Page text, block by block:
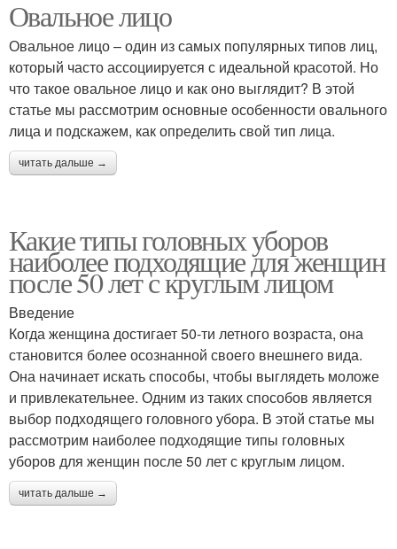
Овальное лицо
Овальное лицо – один из самых популярных типов лиц,
который часто ассоциируется с идеальной красотой. Но
что такое овальное лицо и как оно выглядит? В этой
статье мы рассмотрим основные особенности овального
лица и подскажем, как определить свой тип лица.
читать дальше →
Какие типы головных уборов
наиболее подходящие для женщин
после 50 лет с круглым лицом
Введение
Когда женщина достигает 50-ти летного возраста, она
становится более осознанной своего внешнего вида.
Она начинает искать способы, чтобы выглядеть моложе
и привлекательнее. Одним из таких способов является
выбор подходящего головного убора. В этой статье мы
рассмотрим наиболее подходящие типы головных
уборов для женщин после 50 лет с круглым лицом.
читать дальше →